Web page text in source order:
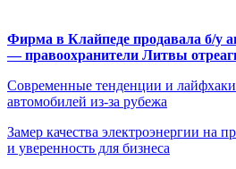
Фирма в Клайпеде продавала б/у
— правоохранители Литвы
Современные тенденции и
автомобилей из-за рубежа
Замер качества электроэнергии на
и уверенность для бизнеса